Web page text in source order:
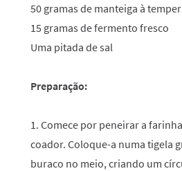
50 gramas de manteiga à
15 gramas de fermento fresco
Uma pitada de sal
Preparação:
1. Comece por peneirar a
coador. Coloque-a numa tigela
buraco no meio, criando um